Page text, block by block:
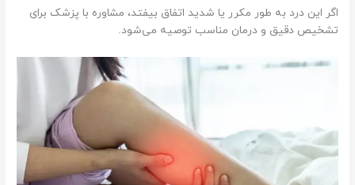
اگر این درد به طور مکرر یا شدید اتفاق بیفتد، مشاوره با پزشک برای
تشخیص دقیق و درمان مناسب توصیه می‌شود.